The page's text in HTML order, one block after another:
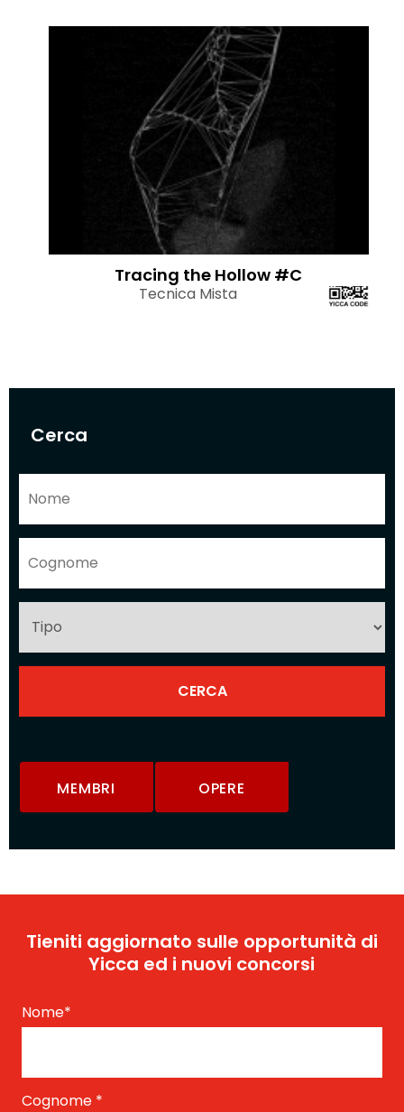
Cerca
MEMBRI OPERE
Tracing the Hollow #C
Tecnica Mista
Tieniti aggiornato sulle opportunità di
Yicca ed i nuovi concorsi
Nome*
Cognome *